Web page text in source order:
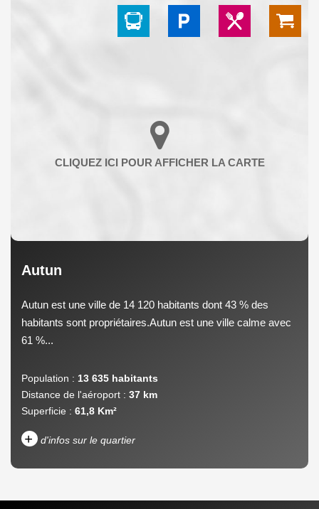
Autun
Autun est une ville de 14 120 habitants dont 43 % des
habitants sont propriétaires.Autun est une ville calme avec
61 %...
Population : 13 635 habitants
Distance de l'aéroport : 37 km
Superficie : 61,8 Km²
+ d'infos sur le quartier